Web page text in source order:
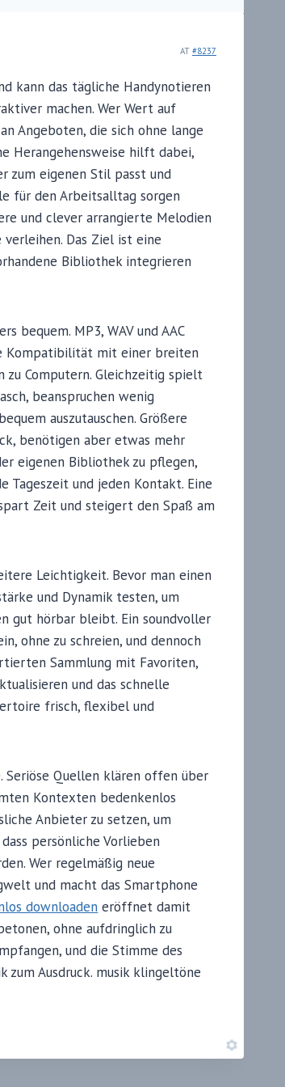
AT #8237
kann das tägliche Handynotieren
machen. Wer Wert auf
Angeboten, die sich ohne lange
Herangehensweise hilft dabei,
zum eigenen Stil passt und
für den Arbeitsalltag sorgen
und clever arrangierte Melodien
Das Ziel ist eine
Bibliothek integrieren
bequem. MP3, WAV und AAC
Kompatibilität mit einer breiten
zu Computern. Gleichzeitig spielt
beanspruchen wenig
auszutauschen. Größere
benötigen aber etwas mehr
eigenen Bibliothek zu pflegen,
Tageszeit und jeden Kontakt. Eine
Zeit und steigert den Spaß am
Leichtigkeit. Bevor man einen
und Dynamik testen, um
gut hörbar bleibt. Ein soundvoller
ohne zu schreien, und dennoch
Sammlung mit Favoriten,
und das schnelle
frisch, flexibel und
Seriöse Quellen klären offen über
Kontexten bedenkenlos
Anbieter zu setzen, um
persönliche Vorlieben
Wer regelmäßig neue
und macht das Smartphone
downloaden eröffnet damit
ohne aufdringlich zu
und die Stimme des
Ausdruck. musik klingeltöne